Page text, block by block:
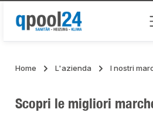
Passa al contenuto principale
Home L'azienda I nostri
Scopri le migliori